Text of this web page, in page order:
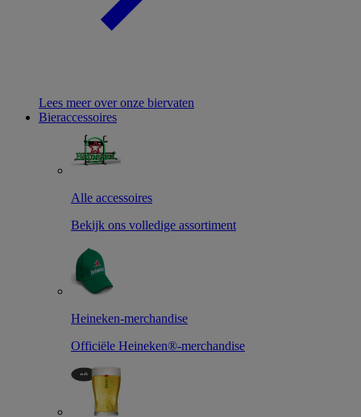
Lees meer over onze biervaten
Bieraccessoires
Alle accessoires
Bekijk ons volledige assortiment
Heineken-merchandise
Officiële Heineken®-merchandise